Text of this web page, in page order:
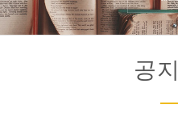
공